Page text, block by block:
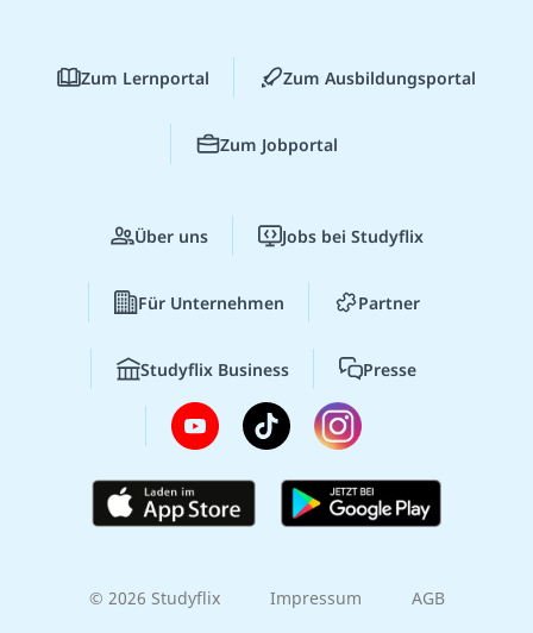
Zum Lernportal Zum Ausbildungsportal
Zum Jobportal
Über uns Jobs bei Studyflix
Für Unternehmen Partner
Studyflix Business Presse
© 2026 Studyflix Impressum AGB